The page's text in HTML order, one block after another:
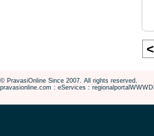
© PravasiOnline Since 2007. All rights reserved.
pravasionline.com : eServices :